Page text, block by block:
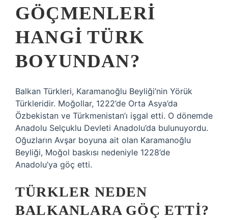
GÖÇMENLERI
HANGI TÜRK
BOYUNDAN?
Balkan Türkleri, Karamanoğlu Beyliği’nin Yörük
Türkleridir. Moğollar, 1222’de Orta Asya’da
Özbekistan ve Türkmenistan’ı işgal etti. O dönemde
Anadolu Selçuklu Devleti Anadolu’da bulunuyordu.
Oğuzların Avşar boyuna ait olan Karamanoğlu
Beyliği, Moğol baskısı nedeniyle 1228’de
Anadolu’ya göç etti.
TÜRKLER NEDEN
BALKANLARA GÖÇ ETTI?